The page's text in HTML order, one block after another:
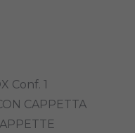
Conf. 1
CAPPETTA